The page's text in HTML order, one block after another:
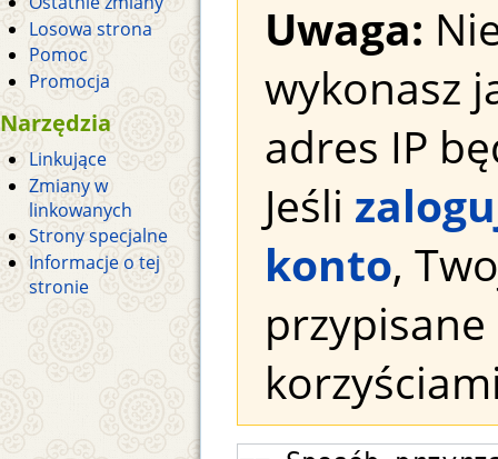
Uwaga:
wykonasz
adres IP
Jeśli
konto,
Losowa strona
Pomoc
Promocja
Narzędzia
Linkujące
Zmiany w
linkowanych
Strony specjalne
Informacje o tej
stronie